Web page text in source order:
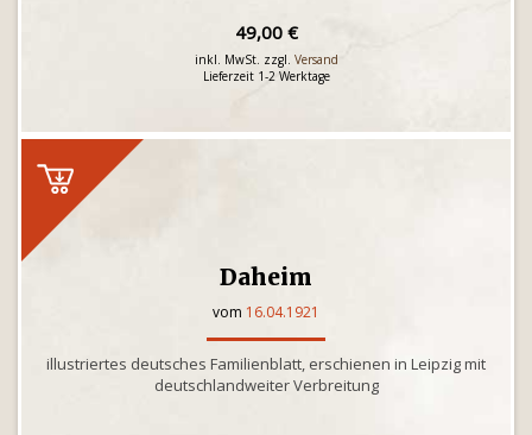
49,00 €
inkl. MwSt. zzgl. Versand
Lieferzeit 1-2 Werktage
Daheim
vom 16.04.1921
illustriertes deutsches Familienblatt, erschienen in Leipzig mit
deutschlandweiter Verbreitung